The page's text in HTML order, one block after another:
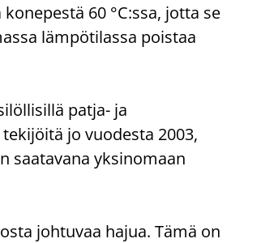
60 °C:ssa, jotta se
lämpötilassa poistaa
patja- ja
jo vuodesta 2003,
saatavana yksinomaan
johtuvaa hajua. Tämä on